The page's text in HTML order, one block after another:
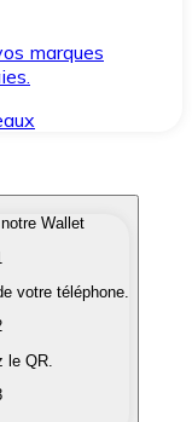
marques
intéressent
en monnaie
Wallet
votre téléphone.
le QR.